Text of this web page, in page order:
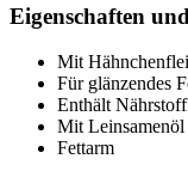
Eigenschaften
Mit
Für glänzendes
Enthält
Mit Leinsamenöl
Fettarm